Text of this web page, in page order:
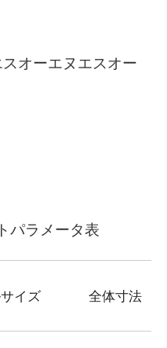
スオーエヌエスオー
パラメータ表
イズ 全体寸法